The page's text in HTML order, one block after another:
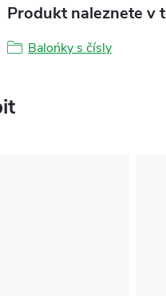
Produkt naleznete v
Balońky s čísly